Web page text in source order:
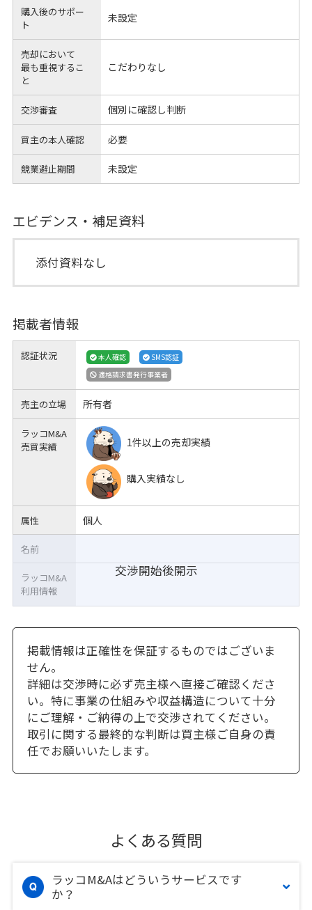
購入後のサポー
ト
未設定
売却において
最も重視するこ
と
こだわりなし
交渉審査 個別に確認し判断
買主の本人確認 必要
競業避止期間 未設定
エビデンス・補足資料
添付資料なし
掲載者情報
認証状況 本人確認
SMS認証
適格請求書発行事業者
売主の立場 所有者
ラッコM&A
売買実績
1件以上の売却実績
購入実績なし
属性 個人
交渉開始後開示
名前
ラッコM&A
利用情報
掲載情報は正確性を保証するものではございま
せん。
詳細は交渉時に必ず売主様へ直接ご確認くださ
い。特に事業の仕組みや収益構造について十分
にご理解・ご納得の上で交渉されてください。
取引に関する最終的な判断は買主様ご自身の責
任でお願いいたします。
よくある質問
ラッコM&Aはどういうサービスです
か？